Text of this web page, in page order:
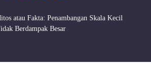
atau Fakta: Penambangan Skala Kecil
Berdampak Besar